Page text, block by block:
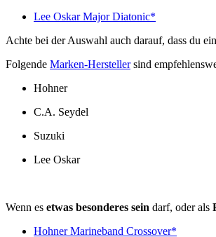
Lee Oskar Major Diatonic*
Achte bei der Auswahl auch darauf, dass du
Folgende Marken-Herstellersind
Hohner
C.A. Seydel
Suzuki
Lee Oskar
Wenn es etwas besonderes sein darf, oder als
Hohner Marineband Crossover*